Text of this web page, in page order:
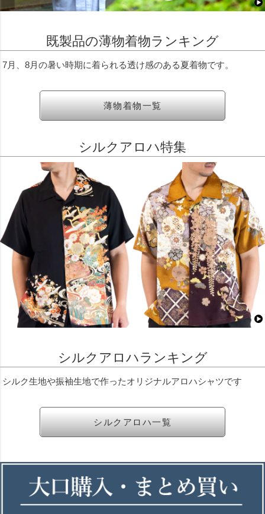
既製品の薄物着物ランキング
7月、8月の暑い時期に着られる透け感のある夏着物です。
薄物着物一覧
シルクアロハ特集
シルクアロハランキング
シルク生地や振袖生地で作ったオリジナルアロハシャツです
シルクアロハ一覧